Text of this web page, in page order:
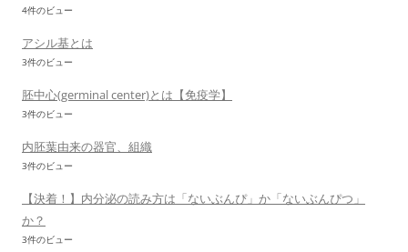
4件のビュー
アシル基とは
3件のビュー
胚中心(germinal center)とは【免疫学】
3件のビュー
内胚葉由来の器官、組織
3件のビュー
【決着！】内分泌の読み方は「ないぶんぴ」か「ないぶんぴつ」
か？
3件のビュー